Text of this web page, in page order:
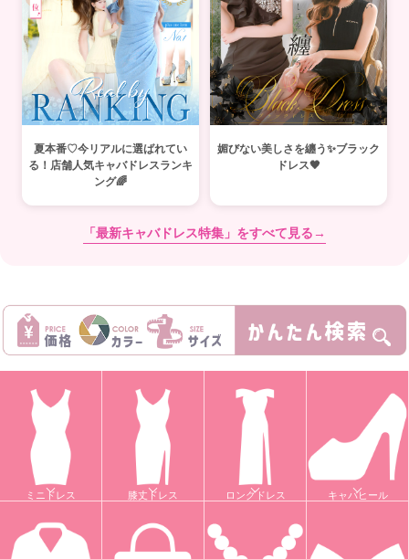
夏本番♡今リアルに選ばれてい
る！店舗人気キャバドレスランキ
ング🌈
媚びない美しさを纏う✨ブラック
ドレス🖤
「最新キャバドレス特集」をすべて見る→
ミニドレス 膝丈ドレス ロングドレス キャバヒール